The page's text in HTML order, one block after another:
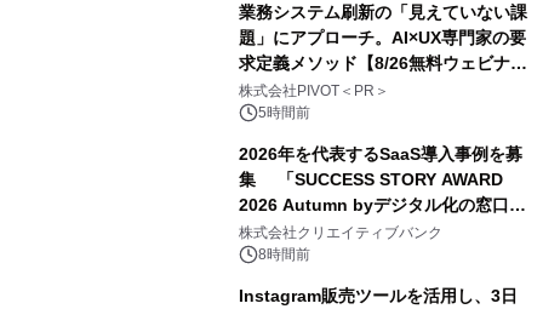
業務システム刷新の「見えていない課
題」にアプローチ。AI×UX専門家の要
求定義メソッド【8/26無料ウェビナ
ー】株式会社PIVOT
株式会社PIVOT＜PR＞
5時間前
2026年を代表するSaaS導入事例を募
集 「SUCCESS STORY AWARD
2026 Autumn byデジタル化の窓口」
開催
株式会社クリエイティブバンク
8時間前
Instagram販売ツールを活用し、3日